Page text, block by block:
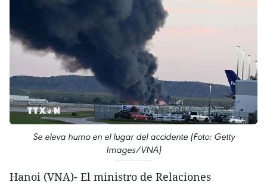
Se eleva humo en el lugar del accidente (Foto: Getty
Images/VNA)
Hanoi (VNA)- El ministro de Relaciones